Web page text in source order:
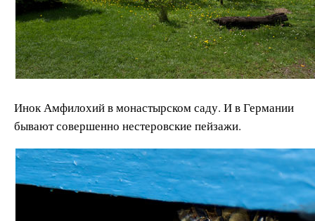
Инок Амфилохий в монастырском саду. И в Германии
бывают совершенно нестеровские пейзажи.